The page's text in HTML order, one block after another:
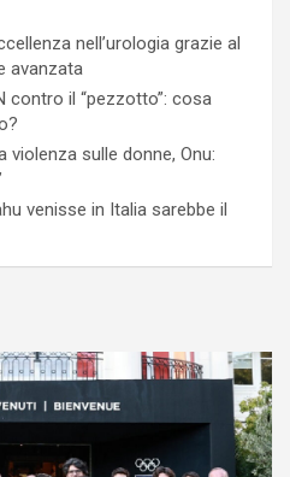
nell’urologia grazie al
avanzata
contro il “pezzotto”: cosa
sulle donne, Onu:
venisse in Italia sarebbe il